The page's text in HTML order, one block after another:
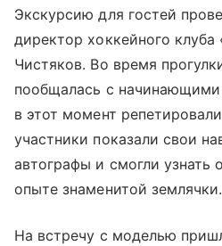
Экскурсию для гостей
директор хоккейного клуба
Чистяков. Во время
пообщалась с
в этот момент
участники показали свои
автографы и смогли узнать
опыте знаменитой землячки.
На встречу с моделью